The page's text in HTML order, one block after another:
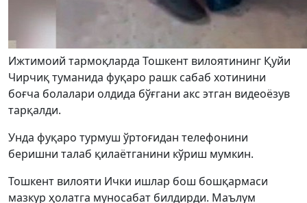
Ижтимоий тармоқларда Тошкент вилоятининг Қуйи
Чирчиқ туманида фуқаро рашк сабаб хотинини
боғча болалари олдида бўғгани акс этган видеоёзув
тарқалди.
Унда фуқаро турмуш ўртоғидан телефонини
беришни талаб қилаётганини кўриш мумкин.
Тошкент вилояти Ички ишлар бош бошқармаси
мазкур ҳолатга муносабат билдирди. Маълум